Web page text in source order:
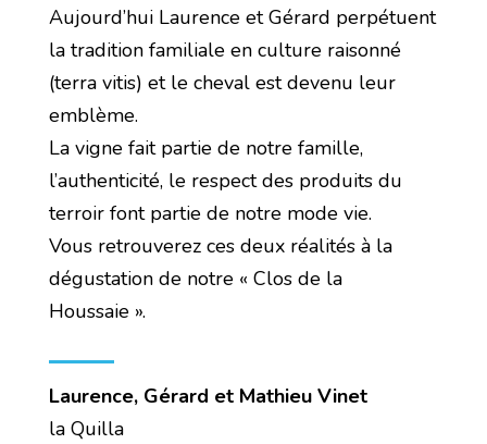
Aujourd’hui Laurence et Gérard perpétuent
la tradition familiale en culture raisonné
(terra vitis) et le cheval est devenu leur
emblème.
La vigne fait partie de notre famille,
l’authenticité, le respect des produits du
terroir font partie de notre mode vie.
Vous retrouverez ces deux réalités à la
dégustation de notre « Clos de la
Houssaie ».
Laurence, Gérard et Mathieu Vinet
la Quilla